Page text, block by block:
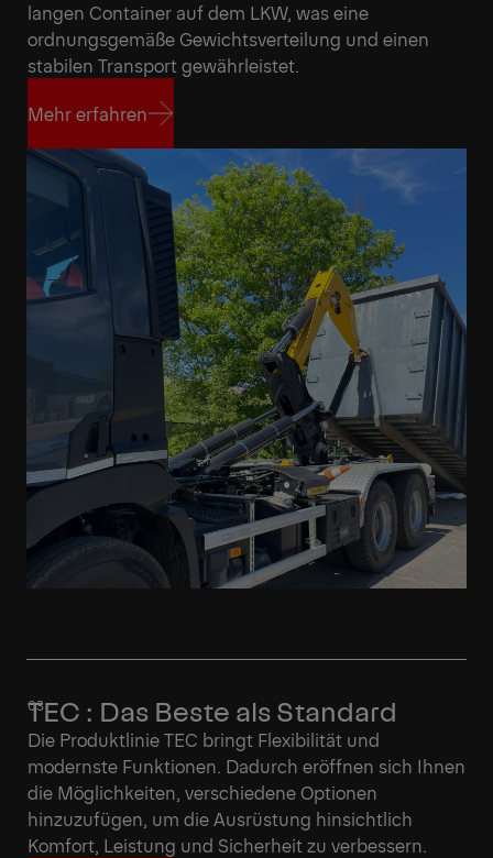
langen Container auf dem LKW, was eine
ordnungsgemäße Gewichtsverteilung und einen
stabilen Transport gewährleistet.
Mehr erfahren
Mehr erfahren
TEC : Das Beste als Standard
Die Produktlinie TEC bringt Flexibilität und
modernste Funktionen. Dadurch eröffnen sich Ihnen
die Möglichkeiten, verschiedene Optionen
hinzuzufügen, um die Ausrüstung hinsichtlich
Komfort, Leistung und Sicherheit zu verbessern.